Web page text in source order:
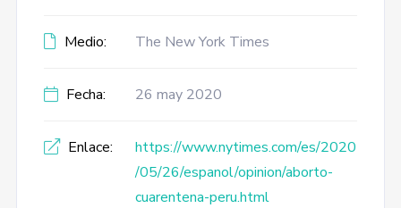
Medio: The New York Times
Fecha: 26 may 2020
Enlace:
https://www.nytimes.com/es/2020
/05/26/espanol/opinion/aborto-
cuarentena-peru.html